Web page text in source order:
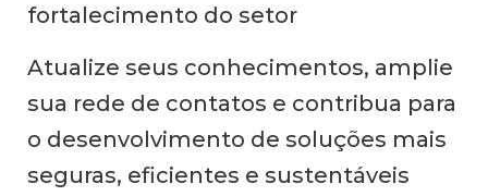
fortalecimento do setor
Atualize seus conhecimentos, amplie
sua rede de contatos e contribua para
o desenvolvimento de soluções mais
seguras, eficientes e sustentáveis